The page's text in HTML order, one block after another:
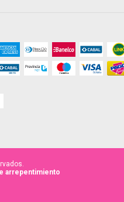
arrepentimiento